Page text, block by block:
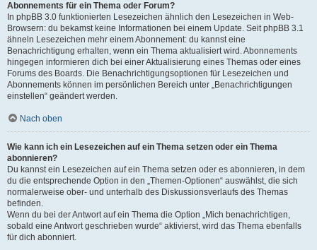
Abonnements für ein Thema oder Forum?
In phpBB 3.0 funktionierten Lesezeichen ähnlich den Lesezeichen in Web-
Browsern: du bekamst keine Informationen bei einem Update. Seit phpBB 3.1
ähneln Lesezeichen mehr einem Abonnement: du kannst eine
Benachrichtigung erhalten, wenn ein Thema aktualisiert wird. Abonnements
hingegen informieren dich bei einer Aktualisierung eines Themas oder eines
Forums des Boards. Die Benachrichtigungsoptionen für Lesezeichen und
Abonnements können im persönlichen Bereich unter „Benachrichtigungen
einstellen“ geändert werden.
Nach oben
Wie kann ich ein Lesezeichen auf ein Thema setzen oder ein Thema
abonnieren?
Du kannst ein Lesezeichen auf ein Thema setzen oder es abonnieren, in dem
du die entsprechende Option in den „Themen-Optionen“ auswählst, die sich
normalerweise ober- und unterhalb des Diskussionsverlaufs des Themas
befinden.
Wenn du bei der Antwort auf ein Thema die Option „Mich benachrichtigen,
sobald eine Antwort geschrieben wurde“ aktivierst, wird das Thema ebenfalls
für dich abonniert.